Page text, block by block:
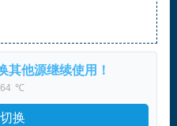
其他源继续使用！
℃
换